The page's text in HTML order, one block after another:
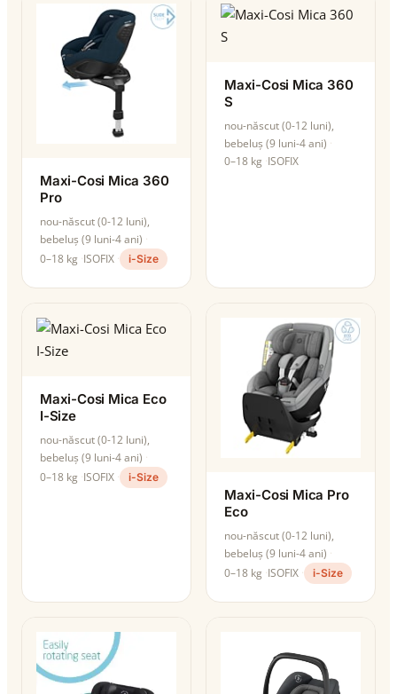
Maxi-Cosi Mica 360
Pro
nou-născut (0-12 luni),
bebeluș (9 luni-4 ani)
0–18 kg ISOFIX i-Size
Maxi-Cosi Mica 360
S
nou-născut (0-12 luni),
bebeluș (9 luni-4 ani)
0–18 kg ISOFIX
Maxi-Cosi Mica Eco
I-Size
nou-născut (0-12 luni),
bebeluș (9 luni-4 ani)
0–18 kg ISOFIX i-Size
Maxi-Cosi Mica Pro
Eco
nou-născut (0-12 luni),
bebeluș (9 luni-4 ani)
0–18 kg ISOFIX i-Size